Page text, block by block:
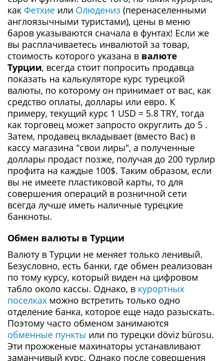
как Фетхие или Олюдениз (перенаселенными
англоязычными туристами), цены в меню
баров указываются сначала в фунтах! Если же
вы расплачиваетесь инвалютой за товар,
стоимость которого указана в валюте
Турции, всегда стоит попросить продавца
показать на калькуляторе курс турецкой
валюты, по которому он принимает от вас, как
средство оплаты, доллары или евро. К
примеру, текущий курс 1 USD = 5.8 TRY, тогда
как торговец может запросто округлить до 5 .
Затем, продавец вкладывает (вместо Вас) в
кассу магазина "свои лиры", а полученные
доллары продаст позже, получая до 200 турлир
профита на каждые 100$. Таким образом, если
вы не имеете пластиковой карты, то для
совершения операций в розничной сети
всегда лучше иметь наличные турецкие
банкноты.
Обмен валюты в Турции
Валюту в Турции не меняет только ленивый.
Безусловно, есть банки, где обмен реализован
по тому курсу, который виден на цифровом
табло около кассы. Однако, в курортных
поселках можно встретить только одно
отделение банка, которое еще надо разыскать.
Поэтому часто обменом занимаются
обменные пункты или по турецки döviz bürosu.
Эти прожженые махинаторы устанавливают
заманчивый курс. Однако после совершения